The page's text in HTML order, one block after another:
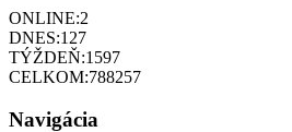
ONLINE:2
DNES:127
TÝŽDEŇ:1597
CELKOM:788257
Navigácia